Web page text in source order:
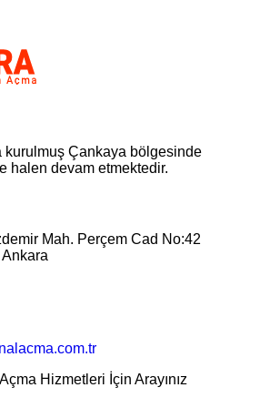
kurulmuş Çankaya bölgesinde
halen devam etmektedir.
Mah. Perçem Cad No:42
Hizmetleri İçin Arayınız